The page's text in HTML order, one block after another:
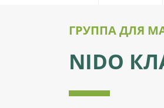
ГРУППА ДЛЯ
NIDO